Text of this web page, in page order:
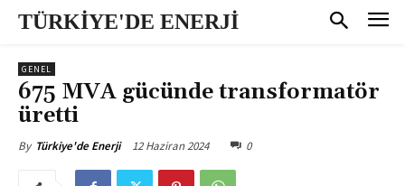
TÜRKİYE'DE ENERJİ
GENEL
675 MVA gücünde transformatör
üretti
By Türkiye'de Enerji 12 Haziran 2024 0